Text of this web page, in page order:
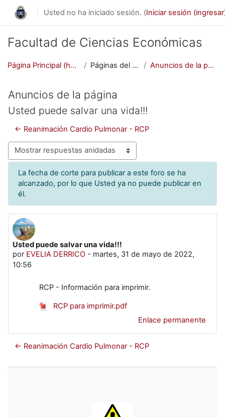
Saltar al contenido principal
Usted no ha iniciado sesión. (Iniciar sesión
Facultad de Ciencias Económicas
Página Principal (home) Páginas del sitio Anuncios de la página
Anuncios de la página
Usted puede salvar una vida!!!
← Reanimación Cardio Pulmonar - RCP
Modo de visualización
La fecha de corte para publicar a este foro se ha
alcanzado, por lo que Usted ya no puede publicar en
él.
Usted puede salvar una vida!!!
por EVELIA DERRICO - martes, 31 de mayo de 2022,
10:56
Número de respuestas: 0
RCP - Información para imprimir.
RCP para imprimir.pdf
Enlace permanente
← Reanimación Cardio Pulmonar - RCP